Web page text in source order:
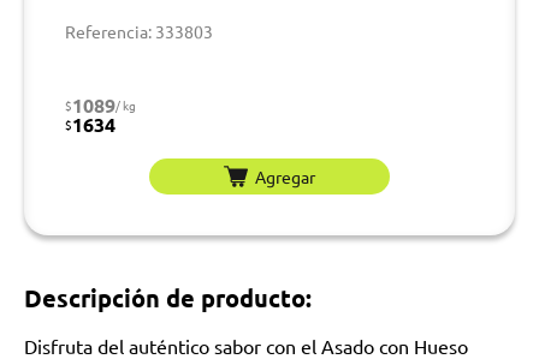
Referencia: 333803
$1089/ kg
$1634
Agregar
Descripción de producto:
Disfruta del auténtico sabor con el Asado con Hueso